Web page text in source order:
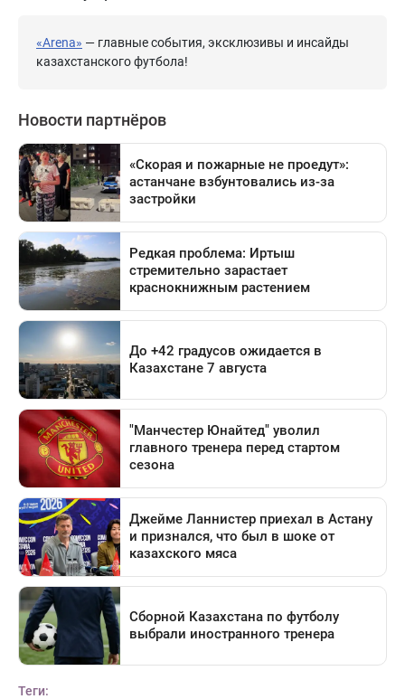
«Arena» — главные события, эксклюзивы и инсайды
казахстанского футбола!
Теги: